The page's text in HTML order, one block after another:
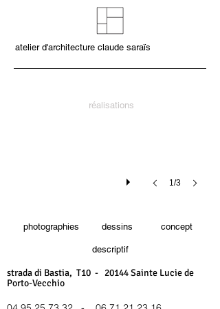
atelier d'architecture claude saraïs
photographies dessins concept
descriptif
réalisations
1/3
strada di Bastia, T10 - 20144 Sainte Lucie de
Porto-Vecchio